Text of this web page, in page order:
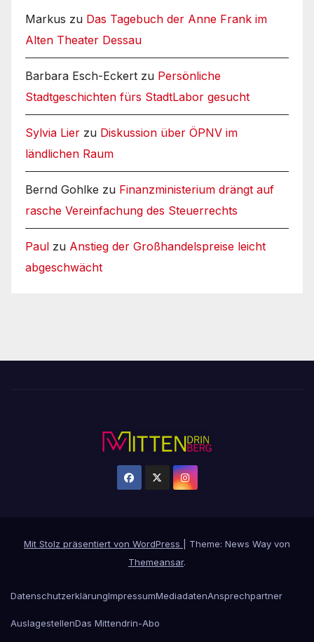
Markus zu Das Tagebuch der Anne Frank im
Alten Theater Dessau
Barbara Esch-Eckert zu Persönliche
Stadtgeschichten fürs StadtLabor gesucht
Sylvia Lier zu Diskussion über ÖPNV im
ländlichen Raum
Bernd Gohlke zu Finanzministerium drängt auf
rasche Vereinfachung des Steuerrechts
Paul zu Anstieg der Großhandelspreise leicht
abgeschwächt
Mit Stolz präsentiert von WordPress
Theme: News Way von
Themeansar.
DatenschutzerklärungImpressumMediadatenAnsprechpartner
AuslagestellenDas Mittendrin-Abo